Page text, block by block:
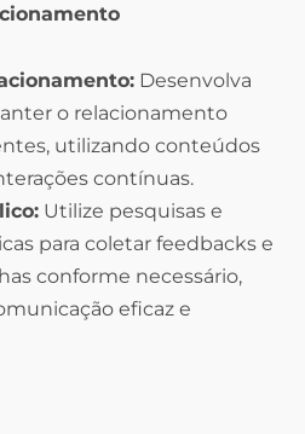
Desenvolva
o relacionamento
utilizando conteúdos
contínuas.
Utilize pesquisas e
para coletar feedbacks e
conforme necessário,
eficaz e